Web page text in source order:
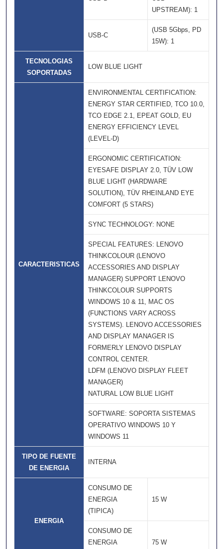
UPSTREAM): 1
USB-C
(USB 5Gbps, PD
15W): 1
TECNOLOGIAS
SOPORTADAS
LOW BLUE LIGHT
CARACTERISTICAS
ENVIRONMENTAL CERTIFICATION:
ENERGY STAR CERTIFIED, TCO 10.0,
TCO EDGE 2.1, EPEAT GOLD, EU
ENERGY EFFICIENCY LEVEL
(LEVEL-D)
ERGONOMIC CERTIFICATION:
EYESAFE DISPLAY 2.0, TÜV LOW
BLUE LIGHT (HARDWARE
SOLUTION), TÜV RHEINLAND EYE
COMFORT (5 STARS)
SYNC TECHNOLOGY: NONE
SPECIAL FEATURES: LENOVO
THINKCOLOUR (LENOVO
ACCESSORIES AND DISPLAY
MANAGER) SUPPORT LENOVO
THINKCOLOUR SUPPORTS
WINDOWS 10 & 11, MAC OS
(FUNCTIONS VARY ACROSS
SYSTEMS). LENOVO ACCESSORIES
AND DISPLAY MANAGER IS
FORMERLY LENOVO DISPLAY
CONTROL CENTER.
LDFM (LENOVO DISPLAY FLEET
MANAGER)
NATURAL LOW BLUE LIGHT
SOFTWARE: SOPORTA SISTEMAS
OPERATIVO WINDOWS 10 Y
WINDOWS 11
TIPO DE FUENTE
DE ENERGIA
INTERNA
ENERGIA
CONSUMO DE
ENERGIA
(TIPICA)
15 W
CONSUMO DE
ENERGIA
75 W